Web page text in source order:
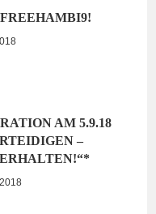
AM 5.9.18
–